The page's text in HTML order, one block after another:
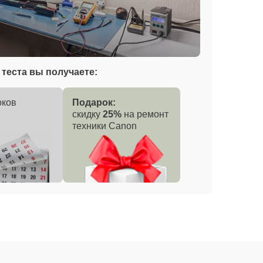
вы получаете:
Подарок:
скидку 25% на ремонт
техники Canon